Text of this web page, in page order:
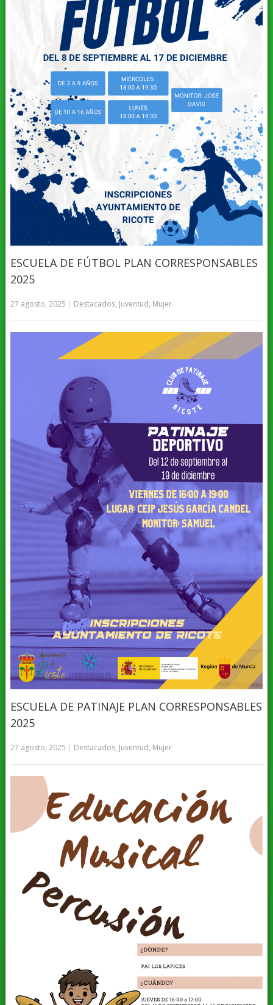
ESCUELA DE FÚTBOL PLAN CORRESPONSABLES
2025
27 agosto, 2025 | Destacados, Juventud, Mujer
ESCUELA DE PATINAJE PLAN CORRESPONSABLES
2025
27 agosto, 2025 | Destacados, Juventud, Mujer